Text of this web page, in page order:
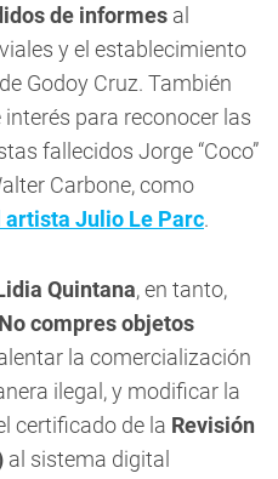
de informes al
y el establecimiento
Godoy Cruz. También
para reconocer las
fallecidos Jorge “Coco”
Carbone, como
artista Julio Le Parc.
Quintana, en tanto,
compres objetos
la comercialización
ilegal, y modificar la
certificado de la Revisión
al sistema digital